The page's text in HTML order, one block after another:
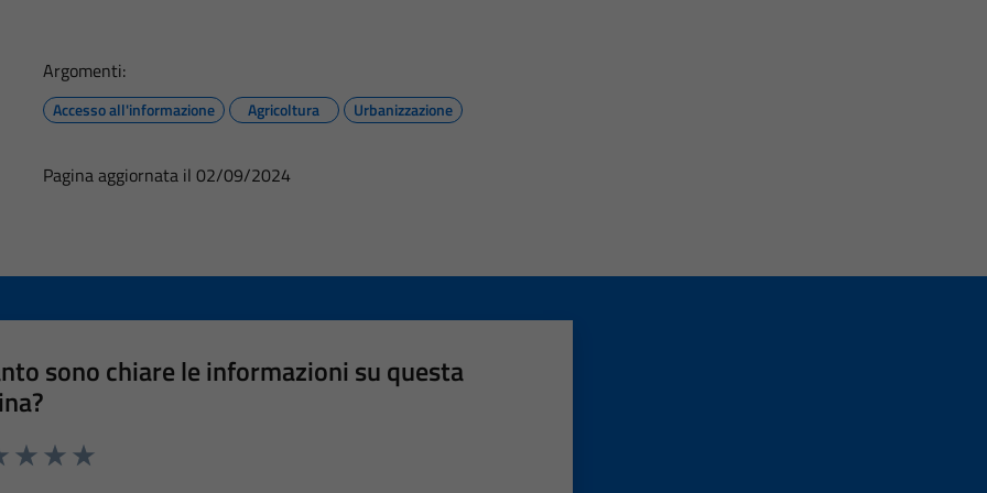
Argomenti:
Accesso all'informazione Agricoltura Urbanizzazione
Pagina aggiornata il 02/09/2024
sono chiare le informazioni su questa